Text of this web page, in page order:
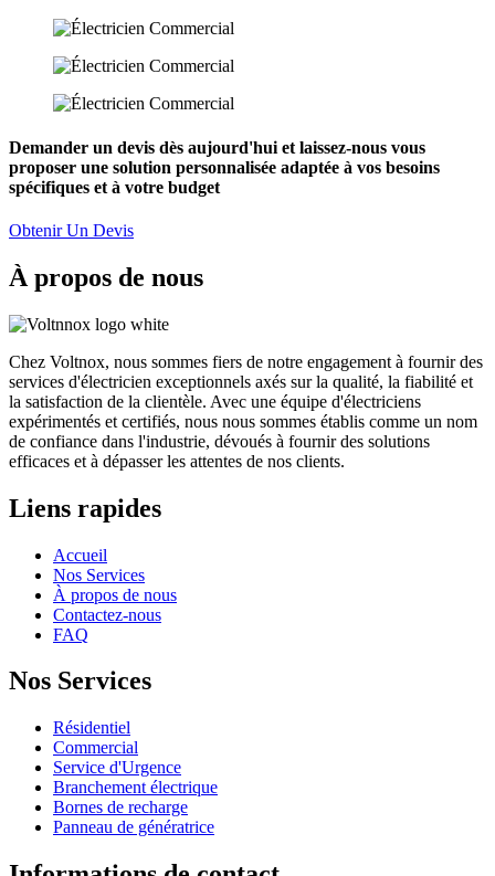
Demander un devis dès aujourd'hui et laissez-nous vous
proposer une solution personnalisée adaptée à vos besoins
spécifiques et à votre budget
Obtenir Un Devis
À propos de nous
Chez Voltnox, nous sommes fiers de notre engagement à fournir des
services d'électricien exceptionnels axés sur la qualité, la fiabilité et
la satisfaction de la clientèle. Avec une équipe d'électriciens
expérimentés et certifiés, nous nous sommes établis comme un nom
de confiance dans l'industrie, dévoués à fournir des solutions
efficaces et à dépasser les attentes de nos clients.
Liens rapides
Accueil
Nos Services
À propos de nous
Contactez-nous
FAQ
Nos Services
Résidentiel
Commercial
Service d'Urgence
Branchement électrique
Bornes de recharge
Panneau de génératrice